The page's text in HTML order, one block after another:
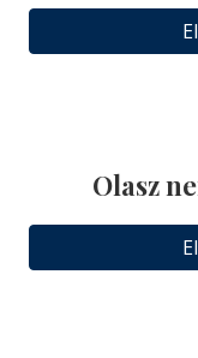
Olasz